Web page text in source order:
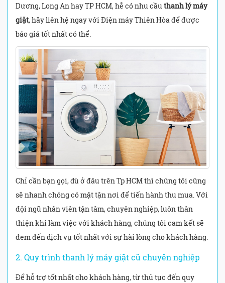
Dương, Long An hay TP HCM, hễ có nhu cầu thanh lý máy
giặt, hãy liên hệ ngay với Điện máy Thiên Hòa để được
báo giá tốt nhất có thể.
Chỉ cần bạn gọi, dù ở đâu trên Tp HCM thì chúng tôi cũng
sẽ nhanh chóng có mặt tận nơi để tiến hành thu mua. Với
đội ngũ nhân viên tận tâm, chuyên nghiệp, luôn thân
thiện khi làm việc với khách hàng, chúng tôi cam kết sẽ
đem đến dịch vụ tốt nhất với sự hài lòng cho khách hàng.
2. Quy trình thanh lý máy giặt cũ chuyên nghiệp
Để hỗ trợ tốt nhất cho khách hàng, từ thủ tục đến quy